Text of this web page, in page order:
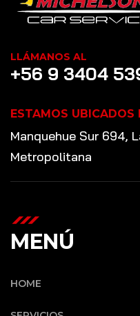
LLÁMANOS AL
+56 9 3404
ESTAMOS UBICADOS
Manquehue Sur 694,
Metropolitana
MENÚ
HOME